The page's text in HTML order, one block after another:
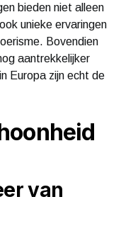
bieden niet alleen
unieke ervaringen
Bovendien
aantrekkelijker
Europa zijn echt de
van